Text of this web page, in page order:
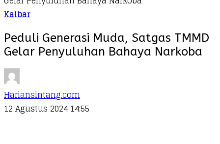
Kalbar
Peduli Generasi Muda, Satgas TMMD
Gelar Penyuluhan Bahaya Narkoba
Hariansintang.com
12 Agustus 2024 14:55